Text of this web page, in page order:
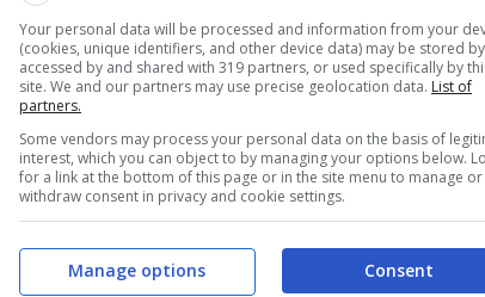
quartiere Landstraße
, ed è facilmente
Your personal data will be processed and information from your
(cookies, unique identifiers, and other device data) may be stored
accessed by and shared with 319 partners, or used specifically by
site. We and our partners may use precise geolocation data. List of
partners.
Some vendors may process your personal data on the basis of
interest, which you can object to by managing your options below.
for a link at the bottom of this page or in the site menu to manage or
withdraw consent in privacy and cookie settings.
Consent
Manage options